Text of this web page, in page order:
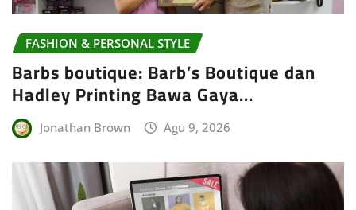
FASHION & PERSONAL STYLE
Barbs boutique: Barb’s Boutique dan
Hadley Printing Bawa Gaya…
Jonathan Brown Agu 9, 2026